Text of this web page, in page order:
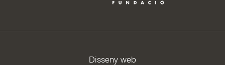
Disseny web